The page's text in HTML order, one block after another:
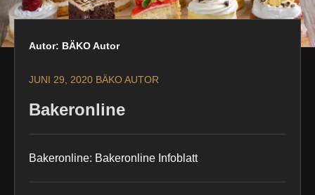
springen
Autor: BÄKO Autor
JUNI 29, 2020 BÄKO AUTOR
Bakeronline
Bakeronline: Bakeronline Infoblatt